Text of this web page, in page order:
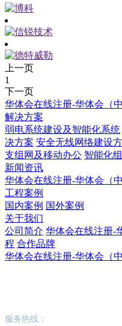
上一页
1
下一页
华体会在线注册-华体会（中
解决方案
弱电系统建设及智能化系统
决方案 安全无线网络建设
支组网及移动办公 智能化
新闻资讯
华体会在线注册-华体会（中
工程案例
国内案例 国外案例
关于我们
公司简介 华体会在线注册-
程 合作品牌
华体会在线注册-华体会（中
服务热线：